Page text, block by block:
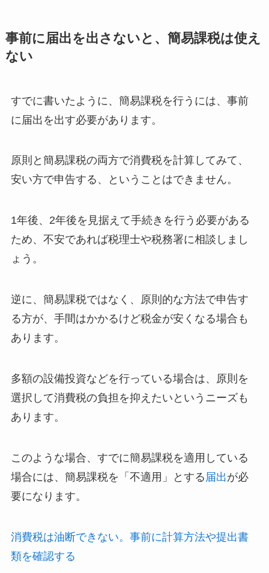
事前に届出を出さないと、簡易課税は使え
ない
すでに書いたように、簡易課税を行うには、事前
に届出を出す必要があります。
原則と簡易課税の両方で消費税を計算してみて、
安い方で申告する、ということはできません。
1年後、2年後を見据えて手続きを行う必要がある
ため、不安であれば税理士や税務署に相談しまし
ょう。
逆に、簡易課税ではなく、原則的な方法で申告す
る方が、手間はかかるけど税金が安くなる場合も
あります。
多額の設備投資などを行っている場合は、原則を
選択して消費税の負担を抑えたいというニーズも
あります。
このような場合、すでに簡易課税を適用している
場合には、簡易課税を「不適用」とする 届出が必
要になります。
消費税は油断できない。事前に計算方法や提出書
類を確認する